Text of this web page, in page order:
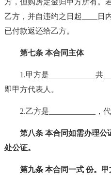
方，但购房定金归甲方所有。
乙方，并自违约之日起____日
已付款返还给乙方。
第七条 本合同主体
1.甲方是____________共
即甲方代表人。
2.乙方是____________，
第八条 本合同如需办理公
处公证。
第九条 本合同一式 份。